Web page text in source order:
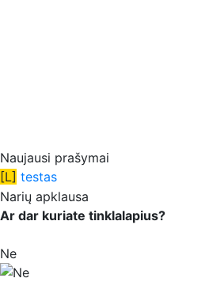
Naujausi prašymai
[L] testas
Narių apklausa
Ar dar kuriate tinklalapius?
Ne